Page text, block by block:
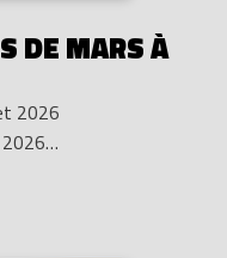
DE MARS À
2026
2026…